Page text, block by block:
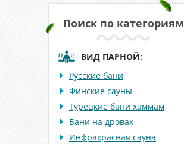
Поиск по категориям
ВИД ПАРНОЙ:
Русские бани
Финские сауны
Турецкие бани хаммам
Бани на дровах
Инфракрасная сауна